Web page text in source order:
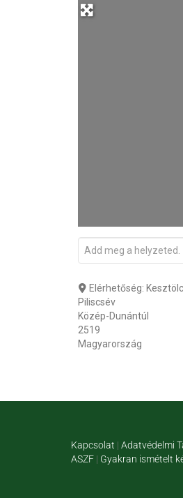
Elérhetőség:
Piliscsév
Közép-Dunántúl
2519
Magyarország
Kapcsolat | Adatvédelmi
ASZF | Gyakran ismételt